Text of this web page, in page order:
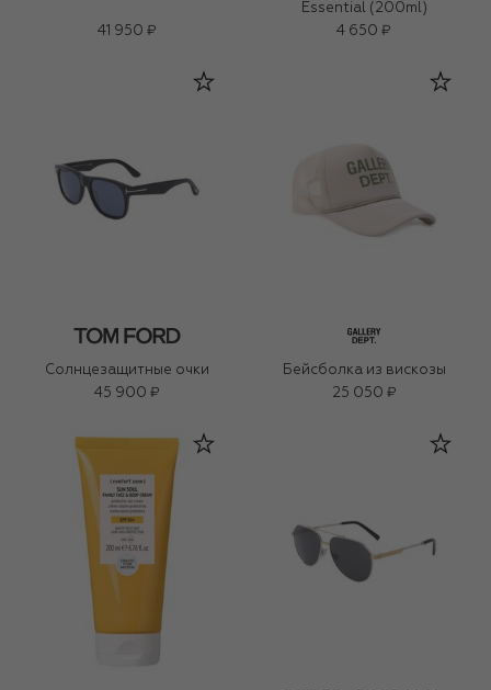
41 950 ₽
Essential (200ml)
4 650 ₽
Солнцезащитные очки
45 900 ₽
Бейсболка из вискозы
25 050 ₽